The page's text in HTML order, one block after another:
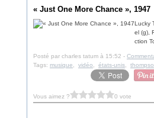
« Just One More Chance », 1947
Lucky
el (g),
ction
Posté par charles tatum à 15:52 -
Tags: musique vidéo états-unis
Vous aimez ? 0 vote